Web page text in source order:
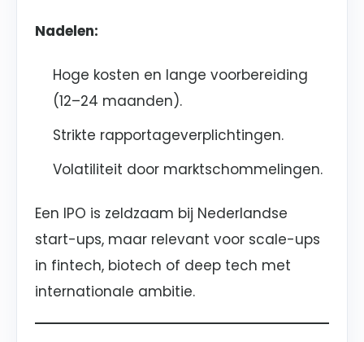
Nadelen:
Hoge kosten en lange voorbereiding
(12–24 maanden).
Strikte rapportageverplichtingen.
Volatiliteit door marktschommelingen.
Een IPO is zeldzaam bij Nederlandse
start-ups, maar relevant voor scale-ups
in fintech, biotech of deep tech met
internationale ambitie.